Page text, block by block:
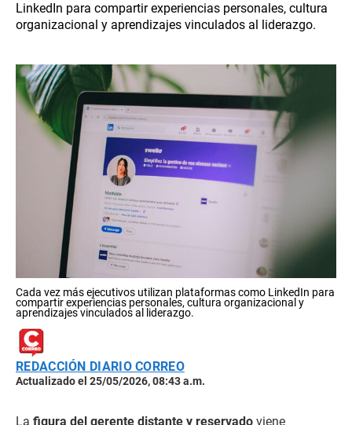
LinkedIn para compartir experiencias personales, cultura
organizacional y aprendizajes vinculados al liderazgo.
Cada vez más ejecutivos utilizan plataformas como LinkedIn para
compartir experiencias personales, cultura organizacional y
aprendizajes vinculados al liderazgo.
REDACCIÓN DIARIO CORREO
Actualizado el 25/05/2026, 08:43 a.m.
La figura del gerente distante y reservado viene